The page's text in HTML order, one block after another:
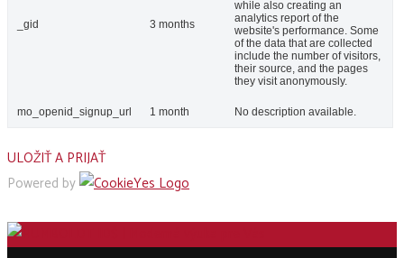
_gid 3 months
while also creating an
analytics report of the
website's performance. Some
of the data that are collected
include the number of visitors,
their source, and the pages
they visit anonymously.
mo_openid_signup_url 1 month No description available.
ULOŽIŤ A PRIJAŤ
Powered by